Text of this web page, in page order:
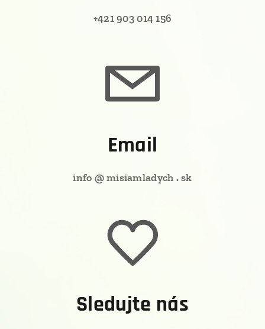
+421 903 014 156
Email
info @ misiamladych . sk
Sledujte nás